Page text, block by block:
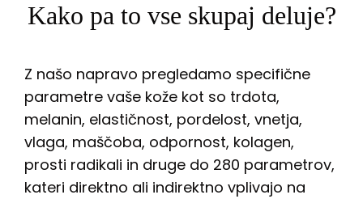
Kako pa to vse skupaj deluje?
Z našo napravo pregledamo specifične
parametre vaše kože kot so trdota,
melanin, elastičnost, pordelost, vnetja,
vlaga, maščoba, odpornost, kolagen,
prosti radikali in druge do 280 parametrov,
kateri direktno ali indirektno vplivajo na